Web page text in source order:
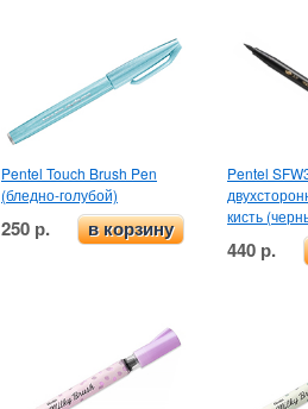
Pentel Touch Brush Pen
(бледно-голубой)
250 р. в корзину
Pentel
кисть
440 р.